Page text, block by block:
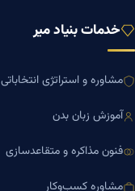
خدمات بنیاد میر
مشاوره و استراتژی انتخاباتی
آموزش زبان بدن
فنون مذاکره و متقاعدسازی
مشاوره کسب‌وکار